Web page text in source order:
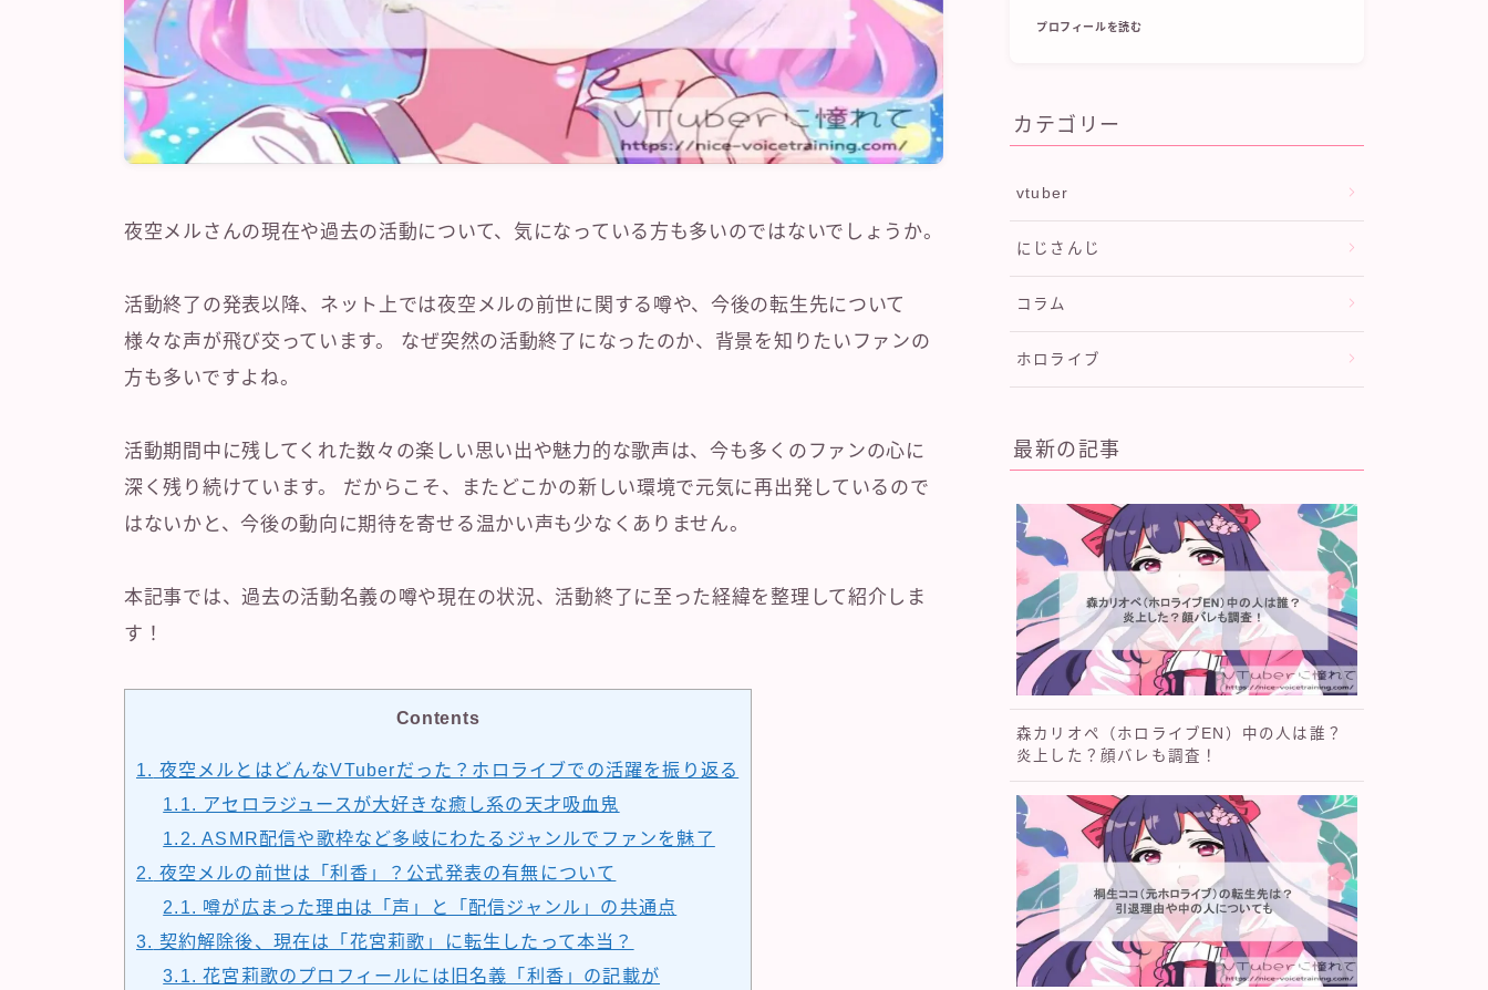
夜空メルさんの現在や過去の活動について、気になっている方も多いのではないでしょうか。
活動終了の発表以降、ネット上では夜空メルの前世に関する噂や、今後の転生先について
様々な声が飛び交っています。 なぜ突然の活動終了になったのか、背景を知りたいファンの
方も多いですよね。
活動期間中に残してくれた数々の楽しい思い出や魅力的な歌声は、今も多くのファンの心に
深く残り続けています。 だからこそ、またどこかの新しい環境で元気に再出発しているので
はないかと、今後の動向に期待を寄せる温かい声も少なくありません。
本記事では、過去の活動名義の噂や現在の状況、活動終了に至った経緯を整理して紹介しま
す！
Contents
1. 夜空メルとはどんなVTuberだった？ホロライブでの活躍を振り返る
1.1. アセロラジュースが大好きな癒し系の天才吸血鬼
1.2. ASMR配信や歌枠など多岐にわたるジャンルでファンを魅了
2. 夜空メルの前世は「利香」？公式発表の有無について
2.1. 噂が広まった理由は「声」と「配信ジャンル」の共通点
3. 契約解除後、現在は「花宮莉歌」に転生したって本当？
3.1. 花宮莉歌のプロフィールには旧名義「利香」の記載が
プロフィールを読む
カテゴリー
vtuber
にじさんじ
コラム
ホロライブ
最新の記事
森カリオペ（ホロライブEN）中の人は誰？
炎上した？顔バレも調査！